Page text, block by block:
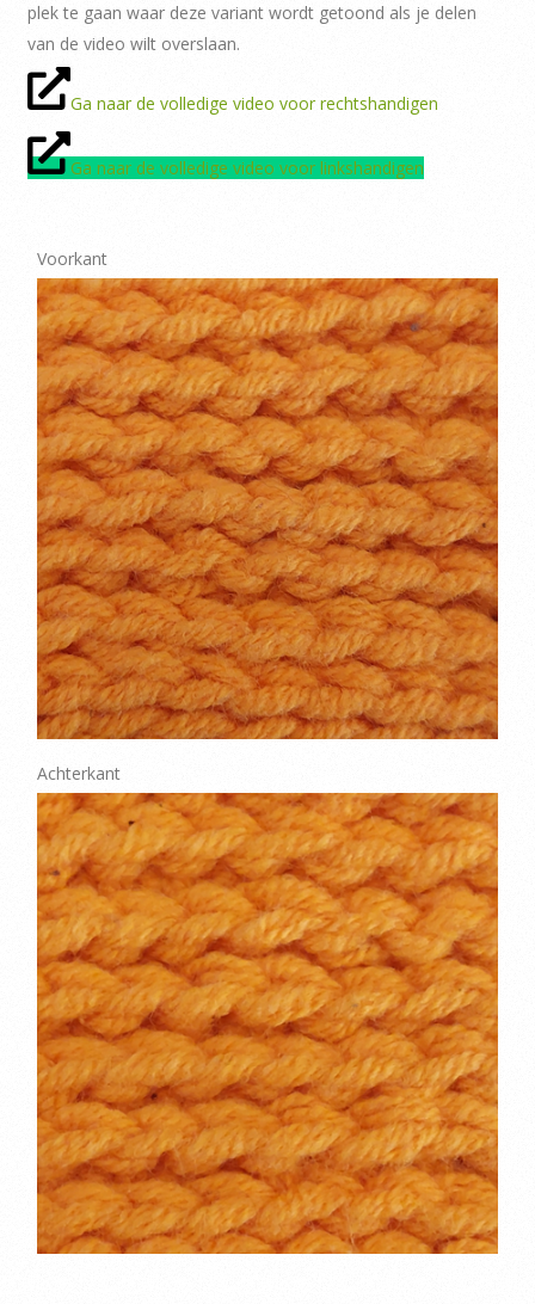
plek te gaan waar deze variant wordt getoond als je delen
van de video wilt overslaan.
Ga naar de volledige video voor rechtshandigen
Ga naar de volledige video voor linkshandigen
Voorkant
Achterkant